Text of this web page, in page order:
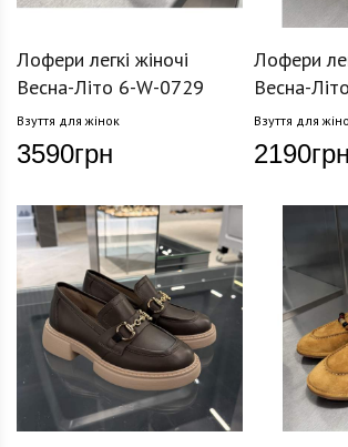
Лофери легкі жіночі
Весна-Літо 6-W-0729
Взуття для жінок
3590грн
Лофери
Весна-
Взуття для
2190грн